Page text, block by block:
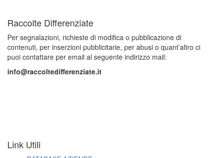
Raccolte Differenziate
Per segnalazioni, richieste di modifica o pubblicazione di
contenuti, per inserzioni pubblicitarie, per abusi o quant’altro ci
puoi contattare per email al seguente indirizzo mail:
info@raccoltedifferenziate.it
Link Utili